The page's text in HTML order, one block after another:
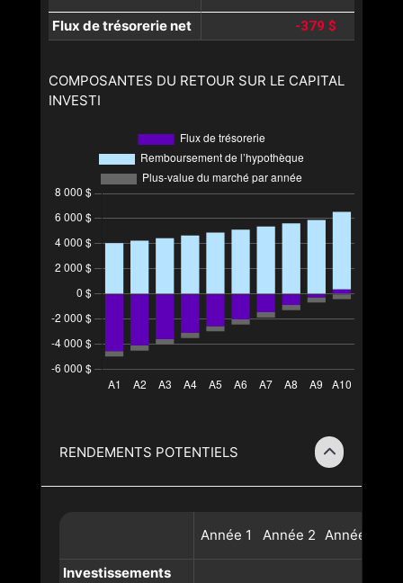
Flux de trésorerie net -379 $
COMPOSANTES DU RETOUR SUR LE CAPITAL
INVESTI
RENDEMENTS POTENTIELS
Année 1 Année 2 Année
Investissements